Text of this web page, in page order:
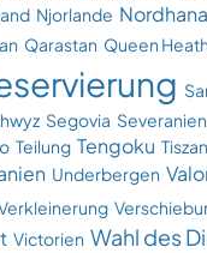
Njorlande
Qarastan Queen
Segovia Severanien
Teilung Tengoku
Underbergen
Victorien Wahl des